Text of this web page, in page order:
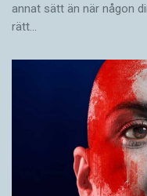
annat sätt än när någon
rätt…